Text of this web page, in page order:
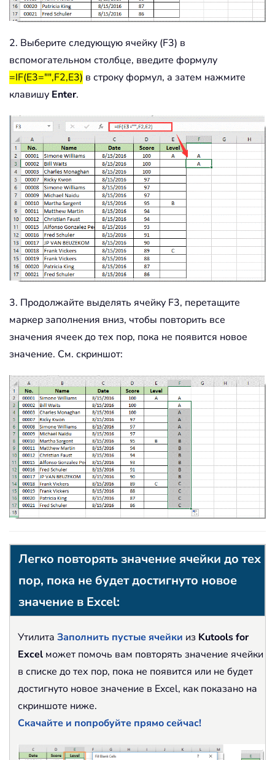
2. Выберите следующую ячейку (F3) в
вспомогательном столбце, введите формулу
=IF(E3="",F2,E3) в строку формул, а затем нажмите
клавишу Enter.
3. Продолжайте выделять ячейку F3, перетащите
маркер заполнения вниз, чтобы повторить все
значения ячеек до тех пор, пока не появится новое
значение. См. скриншот:
Легко повторять значение ячейки до тех
пор, пока не будет достигнуто новое
значение в Excel:
Утилита Заполнить пустые ячейки из Kutools for
Excel может помочь вам повторять значение ячейки
в списке до тех пор, пока не появится или не будет
достигнуто новое значение в Excel, как показано на
скриншоте ниже.
Скачайте и попробуйте прямо сейчас!